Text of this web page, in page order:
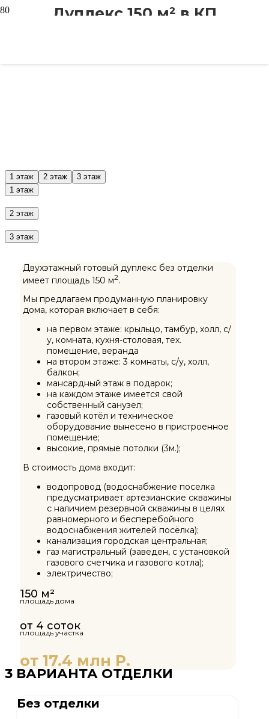
Дуплекс 150 м² в КП
1 этаж 2 этаж
3 этаж
1 этаж
2 этаж
3 этаж
Двухэтажный готовый дуплекс без отделки
имеет площадь 150 м2.
Мы предлагаем продуманную планировку
дома, которая включает в себя:
на первом этаже: крыльцо, тамбур, холл, с/
у, комната, кухня-столовая, тех.
помещение, веранда
на втором этаже: 3 комнаты, с/у, холл,
балкон;
мансардный этаж в подарок;
на каждом этаже имеется свой
собственный санузел;
газовый котёл и техническое
оборудование вынесено в пристроенное
помещение;
высокие, прямые потолки (3м.);
В стоимость дома входит:
водопровод (водоснабжение поселка
предусматривает артезианские скважины
с наличием резервной скважины в целях
равномерного и бесперебойного
водоснабжения жителей посёлка);
канализация городская центральная;
газ магистральный (заведен, с установкой
газового счетчика и газового котла);
электричество;
150 м²
площадь дома
от 4 соток
площадь участка
от 17.4 млн Р.
3 ВАРИАНТА ОТДЕЛКИ
Без отделки